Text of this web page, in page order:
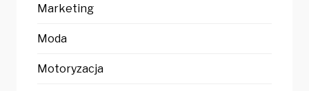
Marketing
Moda
Motoryzacja